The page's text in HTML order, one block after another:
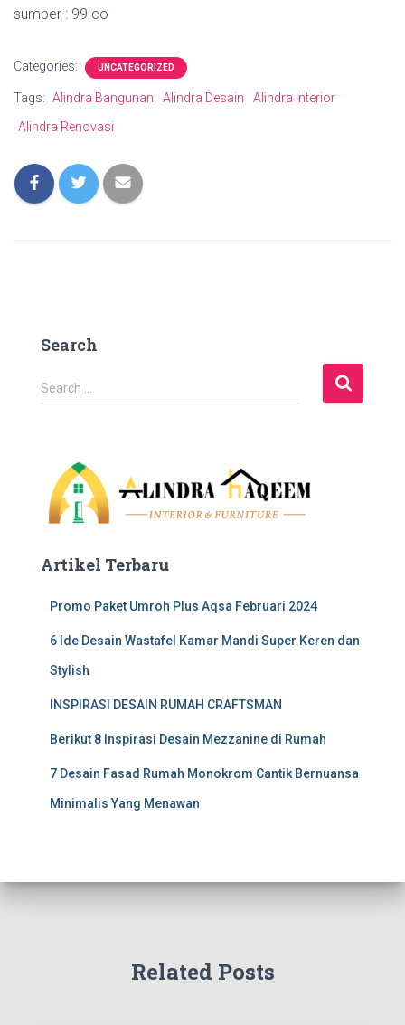
sumber : 99.co
Categories: UNCATEGORIZED
Tags: Alindra Bangunan Alindra Desain
Alindra Interior
Alindra Renovasi
Search
S
e
Search …
Artikel Terbaru
Promo Paket Umroh Plus Aqsa Februari 2024
6 Ide Desain Wastafel Kamar Mandi Super Keren dan
Stylish
INSPIRASI DESAIN RUMAH CRAFTSMAN
Berikut 8 Inspirasi Desain Mezzanine di Rumah
7 Desain Fasad Rumah Monokrom Cantik Bernuansa
Minimalis Yang Menawan
Related Posts